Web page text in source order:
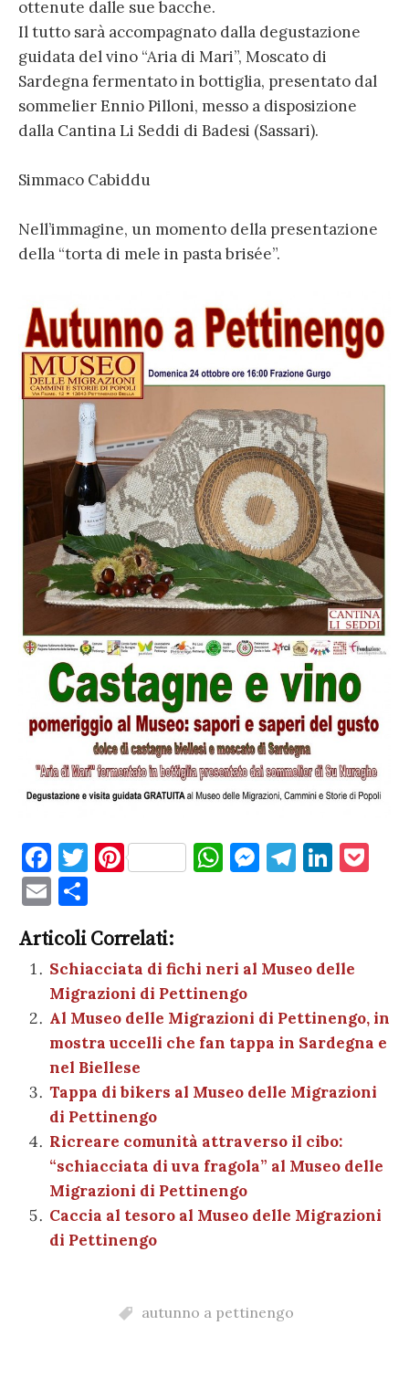
ottenute dalle sue bacche.
Il tutto sarà accompagnato dalla degustazione
guidata del vino “Aria di Mari”, Moscato di
Sardegna fermentato in bottiglia, presentato dal
sommelier Ennio Pilloni, messo a disposizione
dalla Cantina Li Seddi di Badesi (Sassari).
Simmaco Cabiddu
Nell’immagine, un momento della presentazione
della “torta di mele in pasta brisée”.
F
a
c
e
b
o
o
k
T
te
r
Pi
es
t
W
A
p
p
M
g
er
T
a
m
Li
dI
E
m
ai
l
o
n
di
vi
di
Articoli Correlati:
Schiacciata di fichi neri al Museo delle
Migrazioni di Pettinengo
Al Museo delle Migrazioni di Pettinengo, in
mostra uccelli che fan tappa in Sardegna e
nel Biellese
Tappa di bikers al Museo delle Migrazioni
di Pettinengo
Ricreare comunità attraverso il cibo:
“schiacciata di uva fragola” al Museo delle
Migrazioni di Pettinengo
Caccia al tesoro al Museo delle Migrazioni
di Pettinengo
autunno a pettinengo